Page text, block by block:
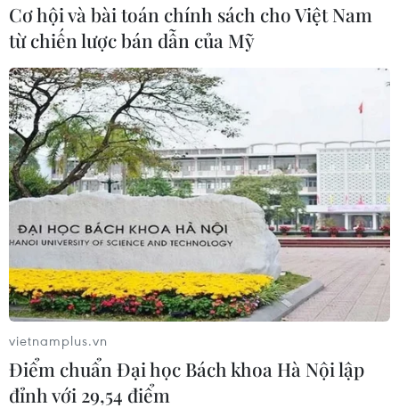
TIN CÙNG CHUYÊN MỤC
Công suất lọc dầu thu hẹp, giá xăng
Mỹ đối mặt áp lực tăng
09/08/2026 09:43
Xuất khẩu dệt may 7 tháng đạt trên
27 tỷ USD, duy trì đà tăng trưởng
09/08/2026 08:25
Cơ hội và bài toán chính sách cho Việt Nam
từ chiến lược bán dẫn của Mỹ
vietnamplus.vn
Điểm chuẩn Đại học Bách khoa Hà Nội lập
đỉnh với 29,54 điểm